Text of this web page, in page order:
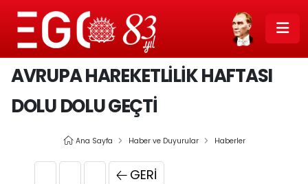
AVRUPA HAREKETLİLİK HAFTASI
DOLU DOLU GEÇTİ
Ana Sayfa Haber ve Duyurular Haberler
GERI